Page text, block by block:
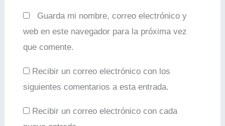
Guarda mi nombre, correo electrónico y
web en este navegador para la próxima vez
que comente.
Recibir un correo electrónico con los
siguientes comentarios a esta entrada.
Recibir un correo electrónico con cada